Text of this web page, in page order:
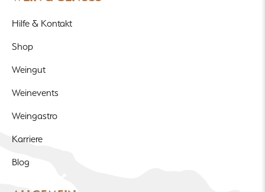
Hilfe & Kontakt
Shop
Weingut
Weinevents
Weingastro
Karriere
Blog